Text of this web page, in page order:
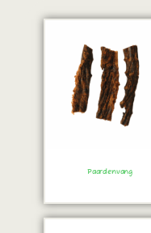
Paardenvang